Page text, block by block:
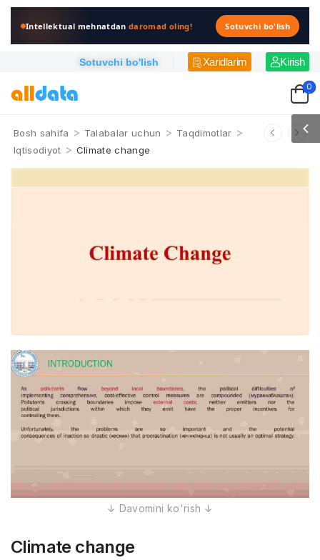
Intellektual mehnatdandaromad oling! Sotuvchi bo'lish
Sotuvchi bo'lish Xaridlarim Kirish
0
Bosh sahifa > Talabalar uchun > Taqdimotlar >
Iqtisodiyot > Climate change
Climate change